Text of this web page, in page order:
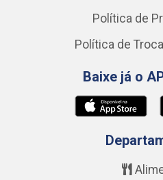
Política de
Política de
Baixe já o